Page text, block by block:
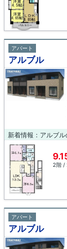
アパート
アルブル
2階 /
アパート
アルブル